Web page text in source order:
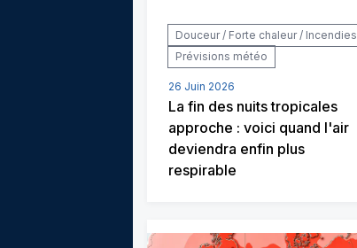
Douceur / Forte chaleur / Incendies
Prévisions météo
26 Juin 2026
La fin des nuits tropicales
approche : voici quand l'air
deviendra enfin plus
respirable